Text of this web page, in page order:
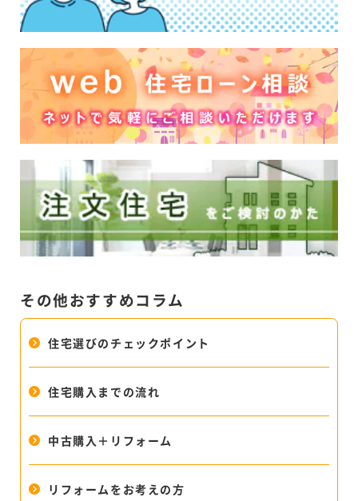
その他おすすめコラム
住宅選びのチェックポイント
住宅購入までの流れ
中古購入＋リフォーム
リフォームをお考えの方